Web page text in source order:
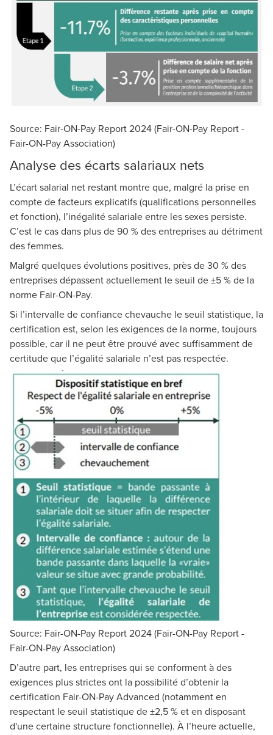
Source: Fair-ON-Pay Report 2024(Fair-ON-Pay Report -
Fair-ON-Pay Association)
Analyse des écarts salariaux nets
L’écart salarial net restant montre que, malgré la prise en
compte de facteurs explicatifs (qualifications personnelles
et fonction), l’inégalité salariale entre les sexes persiste.
C’est le cas dans plus de 90 % des entreprises au détriment
des femmes.
Malgré quelques évolutions positives, près de 30 % des
entreprises dépassent actuellement le seuil de ±5 % de la
norme Fair-ON-Pay.
Si l’intervalle de confiance chevauche le seuil statistique, la
certification est, selon les exigences de la norme, toujours
possible, car il ne peut être prouvé avec suffisamment de
certitude que l’égalité salariale n’est pas respectée.
Source: Fair-ON-Pay Report 2024(Fair-ON-Pay Report -
Fair-ON-Pay Association)
D’autre part, les entreprises qui se conforment à des
exigences plus strictes ont la possibilité d’obtenir la
certification Fair-ON-Pay Advanced (notamment en
respectant le seuil statistique de ±2,5 % et en disposant
d'une certaine structure fonctionnelle). À l’heure actuelle,